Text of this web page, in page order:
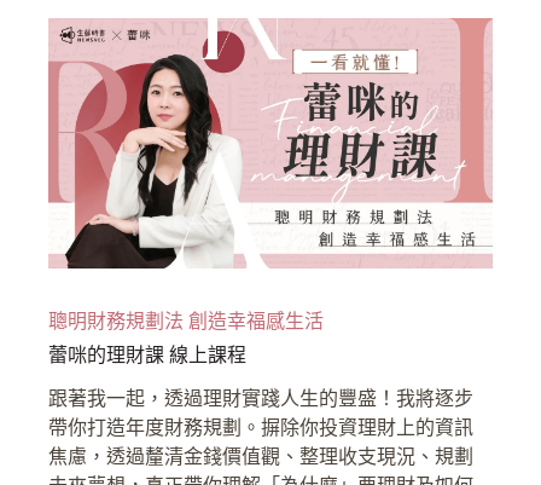
聰明財務規劃法 創造幸福感生活
蕾咪的理財課 線上課程
跟著我一起，透過理財實踐人生的豐盛！我將逐步
帶你打造年度財務規劃。摒除你投資理財上的資訊
焦慮，透過釐清金錢價值觀、整理收支現況、規劃